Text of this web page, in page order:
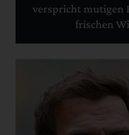
verspricht mutigen
frischen